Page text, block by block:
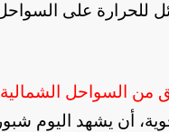
للحرارة على
السواحل الشمالية
أن يشهد اليوم